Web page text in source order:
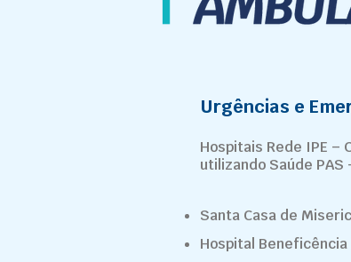
Urgências e
Hospitais Rede IPE –
utilizando Saúde PAS
Santa Casa de
Hospital